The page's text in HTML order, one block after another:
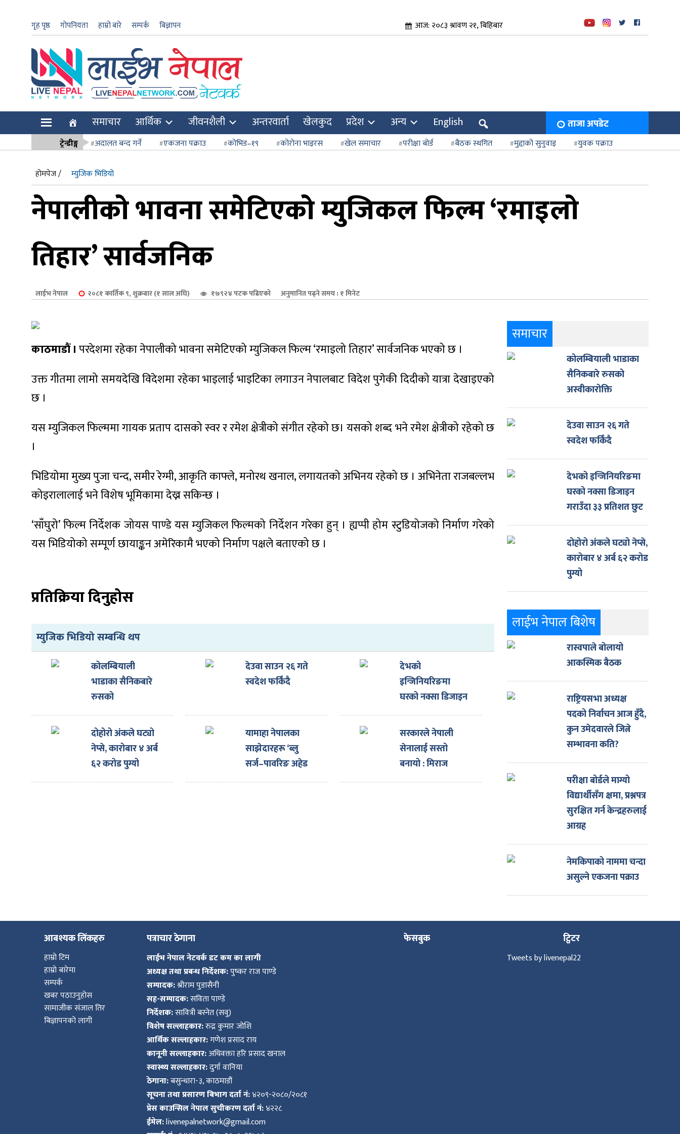
गृह पृष्ठ गोपनियता हाम्रो बारे सम्पर्क बिज्ञापन आज: २०८३ श्रावण २१, बिहिबार
समाचार आर्थिक जीवनशैली अन्तरवार्ता खेलकुद प्रदेश अन्य English ताजा अपडेट
ट्रेन्डीङ्ग अदालत बन्द गर्ने एकजना पक्राउ कोभिड–१९ कोरोना भाइरस खेल समाचार परीक्षा बोर्ड बैठक स्थगित मुद्दाको सुनुवाइ
युवक पक्राउ
होमपेज /
म्युजिक भिडियो
नेपालीको भावना समेटिएको म्युजिकल फिल्म ‘रमाइलो
तिहार’ सार्वजनिक
लाईभ नेपाल २०८१ कार्तिक ९, शुक्रबार (१ साल अघि) १७९२४ पटक पढिएको अनुमानित पढ्ने समय : १ मिनेट
काठमाडौं ।परदेशमा रहेका नेपालीको भावना समेटिएको म्युजिकल फिल्म ‘रमाइलो तिहार’ सार्वजनिक भएको छ ।
उक्त गीतमा लामो समयदेखि विदेशमा रहेका भाइलाई भाइटिका लगाउन नेपालबाट विदेश पुगेकी दिदीको यात्रा देखाइएको
छ ।
यस म्युजिकल फिल्ममा गायक प्रताप दासको स्वर र रमेश क्षेत्रीको संगीत रहेको छ। यसको शब्द भने रमेश क्षेत्रीको रहेको छ
।
भिडियोमा मुख्य पुजा चन्द, समीर रेग्मी, आकृति काफ्ले, मनोरथ खनाल, लगायतको अभिनय रहेको छ । अभिनेता राजबल्लभ
कोइरालालाई भने विशेष भूमिकामा देख्न सकिन्छ ।
‘साँघुरो’ फिल्म निर्देशक जोयस पाण्डे यस म्युजिकल फिल्मको निर्देशन गरेका हुन् । ह्यप्पी होम स्टुडियोजको निर्माण गरेको
यस भिडियोको सम्पूर्ण छायाङ्कन अमेरिकामै भएको निर्माण पक्षले बताएको छ ।
प्रतिक्रिया दिनुहोस
म्युजिक भिडियो सम्बन्धि थप
कोलम्बियाली
भाडाका सैनिकबारे
रुसको
अस्वीकारोक्ति
देउवा साउन २६ गते
स्वदेश फर्किँदै
देभको
इन्जिनियरिङमा
घरको नक्सा डिजाइन
गराउँदा ३३ प्रतिशत
छुट
दोहोरो अंकले घट्यो
नेप्से, कारोबार ४ अर्ब
६२ करोड पुग्यो
यामाहा नेपालका
साझेदारहरू ‘ब्लु
सर्ज–पावरिङ अहेड
टुगेदर पार्टनर्स मिट’
सरकारले नेपाली
सेनालाई सस्तो
बनायो : मिराज
ढुंगाना
समाचार
कोलम्बियाली भाडाका
सैनिकबारे रुसको
अस्वीकारोक्ति
देउवा साउन २६ गते
स्वदेश फर्किँदै
देभको इन्जिनियरिङमा
घरको नक्सा डिजाइन
गराउँदा ३३ प्रतिशत छुट
दोहोरो अंकले घट्यो नेप्से,
कारोबार ४ अर्ब ६२ करोड
पुग्यो
लाईभ नेपाल बिशेष
रास्वपाले बोलायो
आकस्मिक बैठक
राष्ट्रियसभा अध्यक्ष
पदको निर्वाचन आज हुँदै,
कुन उमेदवारले जित्ने
सम्भावना कति?
परीक्षा बोर्डले माग्यो
विद्यार्थीसँग क्षमा, प्रश्नपत्र
सुरक्षित गर्न केन्द्रहरुलाई
आग्रह
नेमकिपाको नाममा चन्दा
असुल्ने एकजना पक्राउ
आबश्यक लिंकहरु
हाम्रो टिम
हाम्रो बारेमा
सम्पर्क
खबर पठाउनुहोस
सामाजीक संजाल तिर
बिज्ञापनको लागी
पत्राचार ठेगाना
लाईभ नेपाल नेटवर्क डट कम का लागी
अध्यक्ष तथा प्रबन्ध निर्देशक:पुष्कर राज पाण्डे
सम्पादक:श्रीराम पुडासैनी
सह-सम्पादक:सविता पाण्डे
निर्देशक:सावित्री बस्नेत (सवु)
विशेष सल्लाहकार:रुद्र कुमार जोशि
आर्थिक सल्लाहकार:गणेश प्रसाद राय
कानूनी सल्लाहकार:अधिवक्ता हरि प्रसाद खनाल
स्वास्थ्य सल्लाहकार:दुर्गा वानिया
ठेगाना:बसुन्धारा-३, काठमाडौं
सूचना तथा प्रसारण बिभाग दर्ता नं:४२०९-२०८०/२०८१
प्रेस काउन्सिल नेपाल सुचीकरण दर्ता नं:४२२८
ईमेल:livenepalnetwork@gmail.com
फेसबुक ट्विटर
Tweets by livenepal22